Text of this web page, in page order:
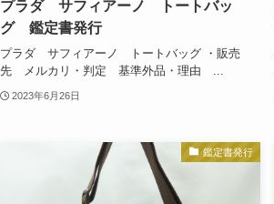
プラダ サフィアーノ トートバッ
グ 鑑定書発行
プラダ サフィアーノ トートバッグ ・販売
先 メルカリ・判定 基準外品・理由 ...
2023年6月26日
鑑定書発行